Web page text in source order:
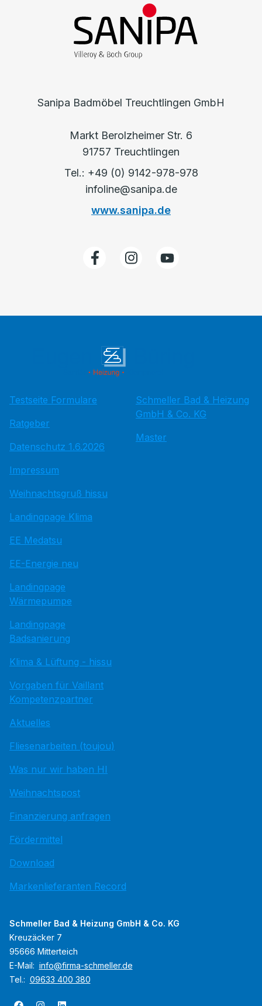
Sanipa Badmöbel Treuchtlingen GmbH
Markt Berolzheimer Str. 6
91757 Treuchtlingen
Tel.: +49 (0) 9142-978-978
infoline@sanipa.de
www.sanipa.de
Testseite Formulare
Ratgeber
Datenschutz 1.6.2026
Impressum
Weihnachtsgruß hissu
Landingpage Klima
EE Medatsu
EE-Energie neu
Landingpage
Wärmepumpe
Landingpage
Badsanierung
Klima & Lüftung - hissu
Vorgaben für Vaillant
Kompetenzpartner
Aktuelles
Fliesenarbeiten (toujou)
Was nur wir haben HI
Weihnachtspost
Finanzierung anfragen
Fördermittel
Download
Markenlieferanten Record
Schmeller Bad & Heizung
GmbH & Co. KG
Master
Schmeller Bad & Heizung GmbH & Co. KG
Kreuzäcker 7
95666 Mitterteich
E-Mail: info@firma-schmeller.de
Tel.: 09633 400 380